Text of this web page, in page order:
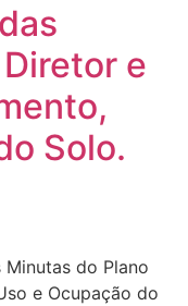
e
Solo.
do Plano
e Ocupação do